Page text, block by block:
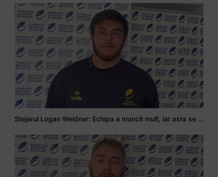
Stejarul Logan Weidner: Echipa a muncit mult, iar asta se va vedea în meciurile de la Nations Cup